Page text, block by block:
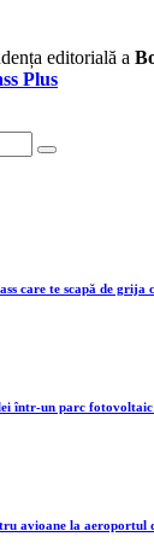
editorială a
Plus
care te scapă de grija
într-un parc
avioane la aeroportul